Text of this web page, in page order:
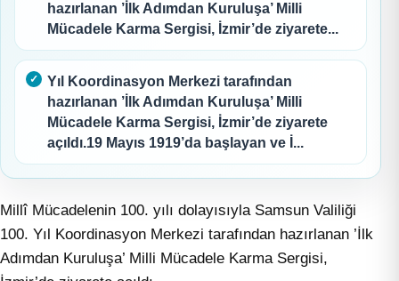
hazırlanan ’İlk Adımdan Kuruluşa’ Milli
Mücadele Karma Sergisi, İzmir’de ziyarete...
Yıl Koordinasyon Merkezi tarafından
hazırlanan ’İlk Adımdan Kuruluşa’ Milli
Mücadele Karma Sergisi, İzmir’de ziyarete
açıldı.19 Mayıs 1919’da başlayan ve İ...
Millî Mücadelenin 100. yılı dolayısıyla Samsun Valiliği
100. Yıl Koordinasyon Merkezi tarafından hazırlanan ’İlk
Adımdan Kuruluşa’ Milli Mücadele Karma Sergisi,